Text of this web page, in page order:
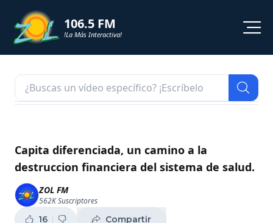
106.5 FM
!La Más Interactiva!
NOTICIAS
SHORTS
PODCAST
Capita diferenciada, un camino a la
destruccion financiera del sistema de salud.
ZOL FM
562KSuscriptores
16 Compartir